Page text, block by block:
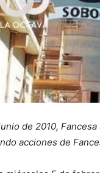
de 2010,
acciones de